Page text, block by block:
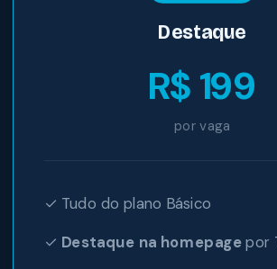
Destaque
R$ 199
por vaga
✓ Tudo do plano Básico
✓ Destaque na homepagepor